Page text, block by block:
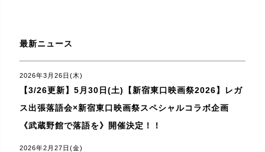
最新ニュース
2026年3月26日(木)
【3/26更新】5月30日(土)【新宿東口映画祭2026】レガ
ス出張落語会×新宿東口映画祭スペシャルコラボ企画
《武蔵野館で落語を》開催決定！！
2026年2月27日(金)